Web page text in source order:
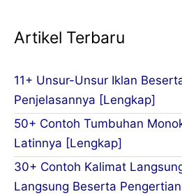
Artikel Terbaru
11+ Unsur-Unsur Iklan
Penjelasannya [Lengkap]
50+ Contoh Tumbuhan
Latinnya [Lengkap]
30+ Contoh Kalimat
Langsung Beserta